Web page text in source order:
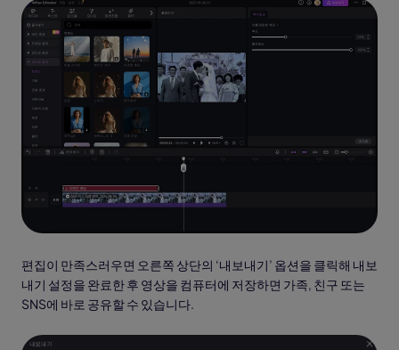
편집이 만족스러우면 오른쪽 상단의 ‘내보내기’ 옵션을 클릭해 내보
내기 설정을 완료한 후 영상을 컴퓨터에 저장하면 가족, 친구 또는
SNS에 바로 공유할 수 있습니다.